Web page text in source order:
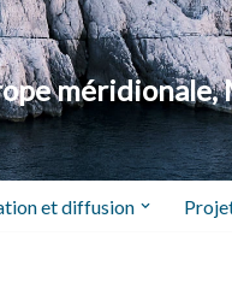
et diffusion